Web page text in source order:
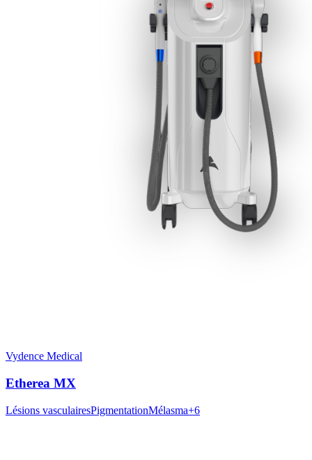
Vydence Medical
Etherea MX
Lésions vasculairesPigmentationMélasma+6